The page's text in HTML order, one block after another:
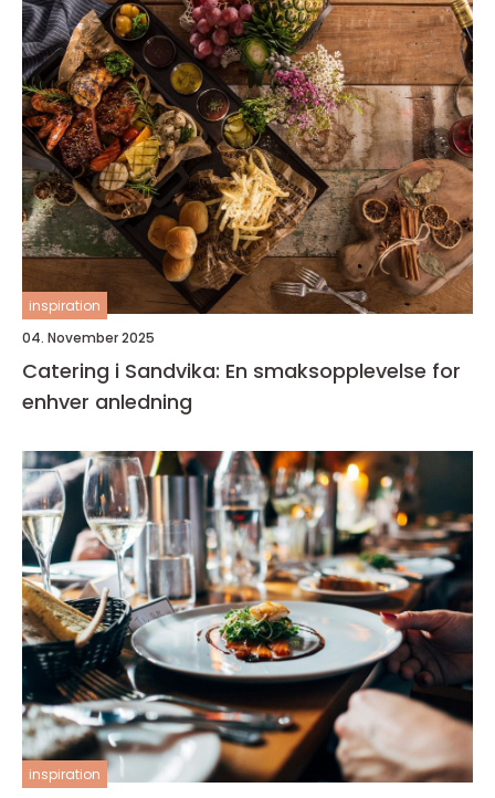
inspiration
04. November 2025
Catering i Sandvika: En smaksopplevelse for
enhver anledning
inspiration